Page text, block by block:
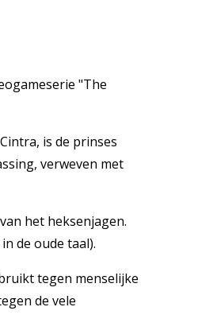
"The
is de prinses
verweven met
het heksenjagen.
de oude taal).
tegen menselijke
de vele